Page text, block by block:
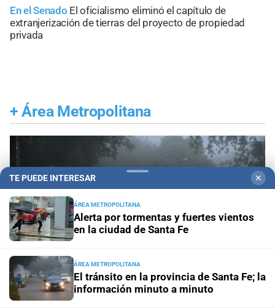
En el Senado El oficialismo eliminó el capítulo de
extranjerización de tierras del proyecto de propiedad
privada
+ Área Metropolitana
TE PUEDE INTERESAR ✕
ÁREA METROPOLITANA
Alerta por tormentas y fuertes vientos
en la ciudad de Santa Fe
ÁREA METROPOLITANA
El tránsito en la provincia de Santa Fe; la
información minuto a minuto